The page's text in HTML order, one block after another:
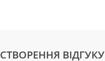
СТВОРЕННЯ ВІДГУКУ